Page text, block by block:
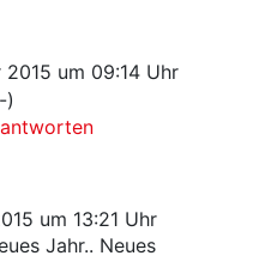
2015 um 09:14 Uhr
)
um 13:21 Uhr
Jahr.. Neues